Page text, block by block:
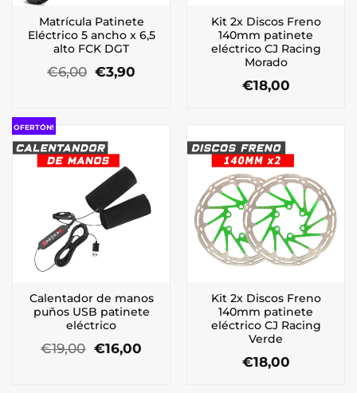
Matrícula Patinete
Eléctrico 5 ancho x 6,5
alto FCK DGT
€6,00 El
precio
€3,90
Kit 2x Discos Freno
140mm patinete
eléctrico CJ Racing
Morado
€18,00
OFERTÓN!
Calentador de manos
puños USB patinete
eléctrico
€19,00 El
€16,00El
Kit 2x Discos Freno
140mm patinete
eléctrico CJ Racing
Verde
€18,00